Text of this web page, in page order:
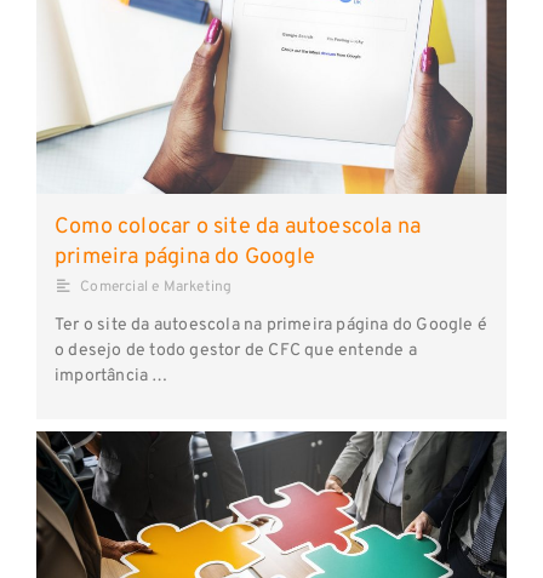
Como colocar o site da autoescola na
primeira página do Google
Comercial e Marketing
Ter o site da autoescola na primeira página do Google é
o desejo de todo gestor de CFC que entende a
importância …